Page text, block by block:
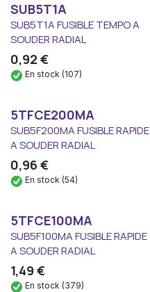
SUB5T1A
SUB5T1A FUSIBLE TEMPO A
SOUDER RADIAL
0,92 €
En stock (107)
5TFCE200MA
SUB5F200MA FUSIBLE RAPIDE
A SOUDER RADIAL
0,96 €
En stock (54)
5TFCE100MA
SUB5F100MA FUSIBLE RAPIDE
A SOUDER RADIAL
1,49 €
En stock (379)